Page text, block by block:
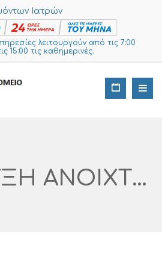
Ιατρών
λειτουργούν από τις 7:00
15:00 τις καθημερινές.
ΔΙΑΚΗΡΥΞΗ ΑΝΟΙΧΤΗΣ ΔΙΑΔΙΚΑΣΙΑΣ Άρθρο 27 Ν. 4412/2016 ( Προθεσμίες Του Άρθρου 121) ΔΙΑΓΩΝΙΣΜΟΣ ΚΑΤΩ ΤΩΝ ΟΡΙΩΝ ΓΙΑ ΤΗΝ ΠΡΟΜΗΘΕΙΑ «ΣΥΡΡΑΠΤΙΚΟ ΠΕΡΙΤΟΜΗΣ ΕΝΗΛΙΚΩΝ ΜΙΑΣ ΧΡΗΣΗΣ 34mm ΚΑΙ 29mm ΓΙΑ 1 ΕΤΟΣ» ΑΡ. ΔΙΑΚΗΡΥΞΗΣ I SUPPLIES: 860 – 2026